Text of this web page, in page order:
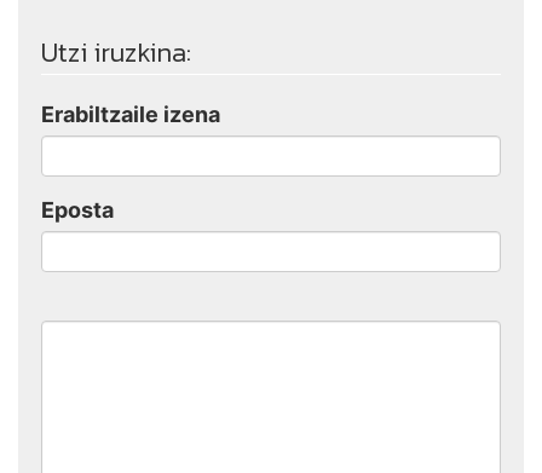
Utzi iruzkina:
Erabiltzaile izena
Eposta